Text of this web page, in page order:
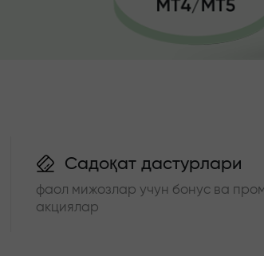
Садоқат дастурлари
фаол мижозлар учун бонус ва
акциялар